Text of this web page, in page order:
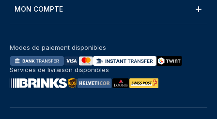
MON COMPTE
Modes de paiement disponibles
Services de livraison disponibles